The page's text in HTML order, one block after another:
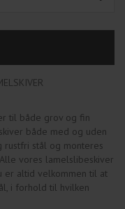
til både grov og fin
både med og uden
rustfri stål og monteres
vores lamelslibeskiver
er altid velkommen til at
i forhold til hvilken